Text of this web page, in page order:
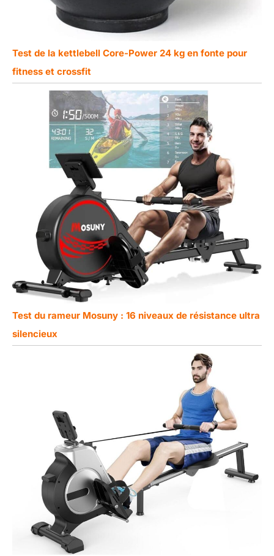
Test de la kettlebell Core-Power 24 kg en fonte pour
fitness et crossfit
Test du rameur Mosuny : 16 niveaux de résistance ultra
silencieux